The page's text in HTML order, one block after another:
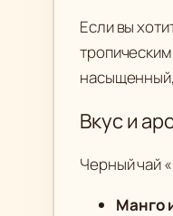
Если вы
насыщенный,
Вкус и
Черный чай
Манго